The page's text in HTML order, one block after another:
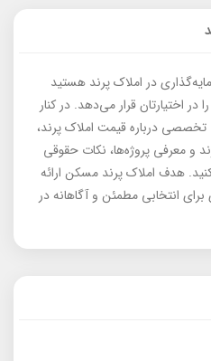
در املاک پرند هستید
در اختیارتان قرار می‌دهد. در کنار
تخصصی درباره قیمت املاک پرند،
و معرفی پروژه‌ها، نکات حقوقی
کنید. هدف املاک پرند مسکن ارائه
انتخابی مطمئن و آگاهانه در